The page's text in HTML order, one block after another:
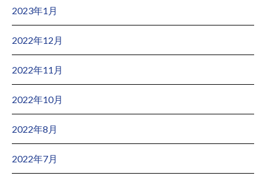
2023年1月
2022年12月
2022年11月
2022年10月
2022年8月
2022年7月